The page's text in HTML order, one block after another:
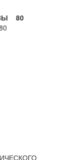
80